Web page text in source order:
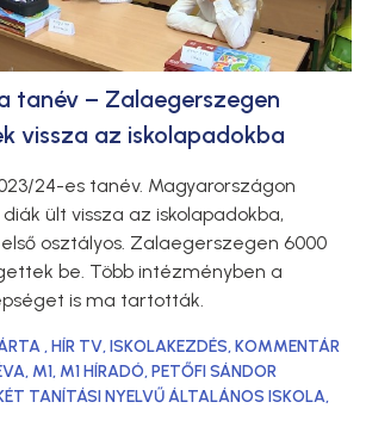
tanév – Zalaegerszegen
vissza az iskolapadokba
24-es tanév. Magyarországon
diák ült vissza az iskolapadokba,
osztályos. Zalaegerszegen 6000
be. Több intézményben a
is ma tartották.
,HÍR TV,ISKOLAKEZDÉS,KOMMENTÁR
, M1, M1 HÍRADÓ,PETŐFI SÁNDOR
TANÍTÁSI NYELVŰ ÁLTALÁNOS ISKOLA,